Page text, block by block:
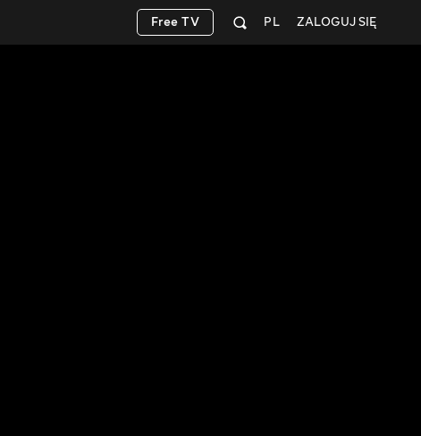
ZALOGUJ SIĘ
PL
Free TV